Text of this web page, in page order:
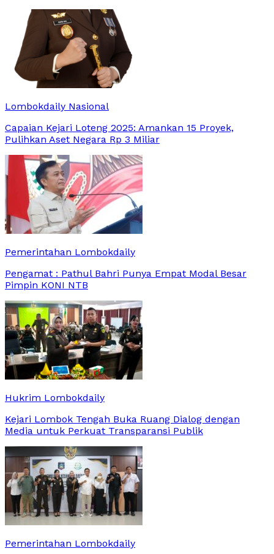
Lombokdaily Nasional
Capaian Kejari Loteng 2025: Amankan 15 Proyek,
Pulihkan Aset Negara Rp 3 Miliar
Pemerintahan Lombokdaily
Pengamat : Pathul Bahri Punya Empat Modal Besar
Pimpin KONI NTB
Hukrim Lombokdaily
Kejari Lombok Tengah Buka Ruang Dialog dengan
Media untuk Perkuat Transparansi Publik
Pemerintahan Lombokdaily